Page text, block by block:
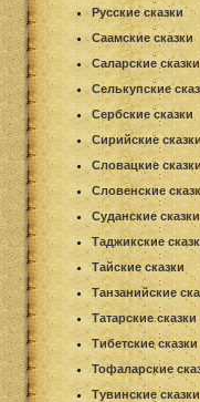
Русские сказки
Саамские сказки
Саларские сказки
Селькупские
Сербские сказки
Сирийские
Словацкие
Словенские
Суданские сказки
Таджикские
Тайские сказки
Танзанийские
Татарские сказки
Тибетские сказки
Тофаларские
Тувинские сказки